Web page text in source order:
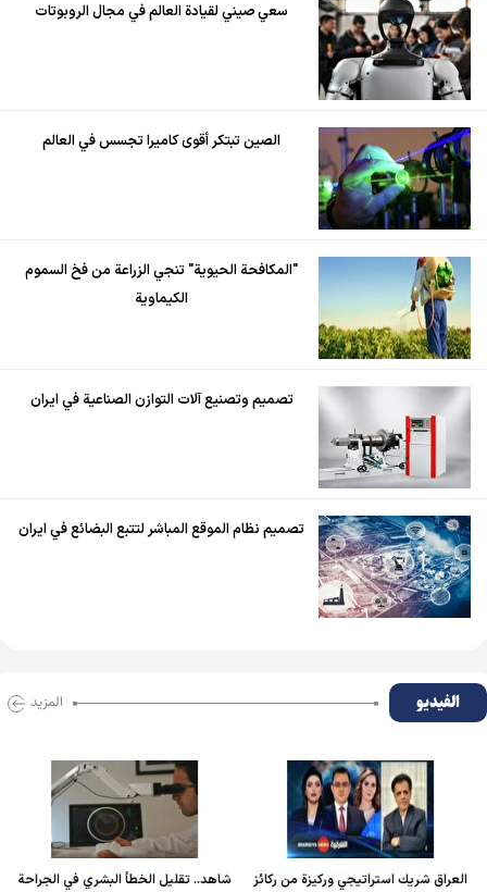
سعي صيني لقيادة العالم في مجال الروبوتات
الصين تبتكر أقوى كاميرا تجسس في العالم
"المكافحة الحيوية" تنجي الزراعة من فخ السموم
الكيماوية
تصميم وتصنيع آلات التوازن الصناعية في ايران
تصميم نظام الموقع المباشر لتتبع البضائع في ايران
الفیدیو المزید
العراق شريك استراتيجي وركيزة من ركائز شاهد.. تقليل الخطأ البشري في الجراحة